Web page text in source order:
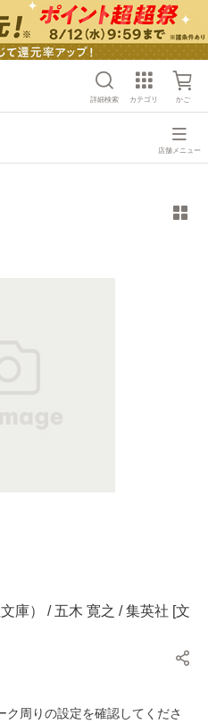
詳細検索 カテゴリ かご
店舗メニュー
庫） / 五木 寛之 / 集英社 [文
ク周りの設定を確認してくださ